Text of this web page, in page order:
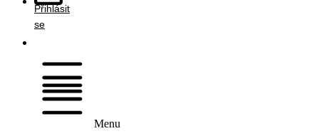
Přihlásit
se
Menu